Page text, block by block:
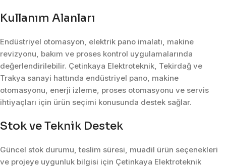
Kullanım Alanları
Endüstriyel otomasyon, elektrik pano imalatı, makine
revizyonu, bakım ve proses kontrol uygulamalarında
değerlendirilebilir. Çetinkaya Elektroteknik, Tekirdağ ve
Trakya sanayi hattında endüstriyel pano, makine
otomasyonu, enerji izleme, proses otomasyonu ve servis
ihtiyaçları için ürün seçimi konusunda destek sağlar.
Stok ve Teknik Destek
Güncel stok durumu, teslim süresi, muadil ürün seçenekleri
ve projeye uygunluk bilgisi için Çetinkaya Elektroteknik